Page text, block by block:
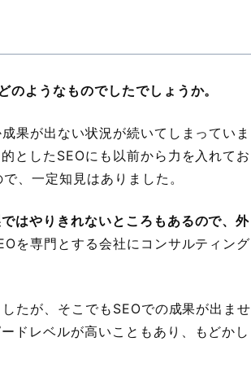
ようなものでしたでしょうか。
果が出ない状況が続いてしまっていま
としたSEOにも以前から力を入れてお
、一定知見はありました。
はやりきれないところもあるので、外
を専門とする会社にコンサルティング
たが、そこでもSEOでの成果が出ませ
ドレベルが高いこともあり、もどかし